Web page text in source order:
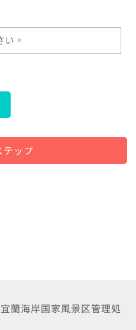
テップ
蘭海岸国家風景区管理処